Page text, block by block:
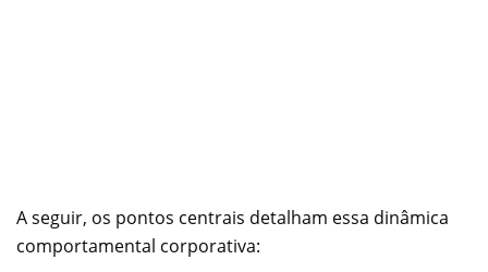
A seguir, os pontos centrais detalham essa dinâmica
comportamental corporativa: